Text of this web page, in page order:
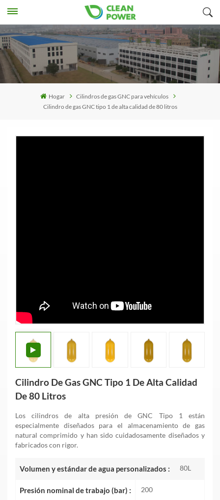
Hogar
Cilindros de gas GNC para vehículos
Cilindro de gas GNC tipo 1 de alta calidad de 80 litros
Cilindro De Gas GNC Tipo 1 De Alta Calidad
De 80 Litros
Los cilindros de alta presión de GNC Tipo 1 están
especialmente diseñados para el almacenamiento de gas
natural comprimido y han sido cuidadosamente diseñados y
fabricados con rigor.
Volumen y estándar de agua personalizados : 80L
Presión nominal de trabajo (bar) : 200